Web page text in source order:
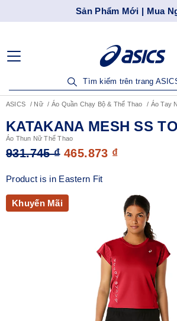
Sản Phẩm Mới | Mua
Tìm kiếm trên trang
ASICS Nữ Áo Quần Chạy Bộ & Thể Thao Áo Tay
KATAKANA MESH SS
Áo Thun Nữ Thể Thao
931.745 ₫ 465.873 ₫
Product is in Eastern Fit
Khuyến Mãi